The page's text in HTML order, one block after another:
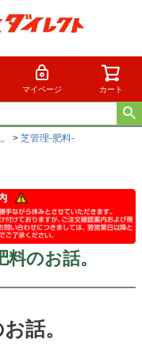
マイページ カート
芝管理-肥料-
のお話。
話。